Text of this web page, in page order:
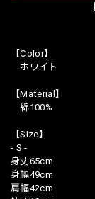
【Color】
ホワイト
【Material】
綿100%
【Size】
- S -
身丈65cm
身幅49cm
肩幅42cm